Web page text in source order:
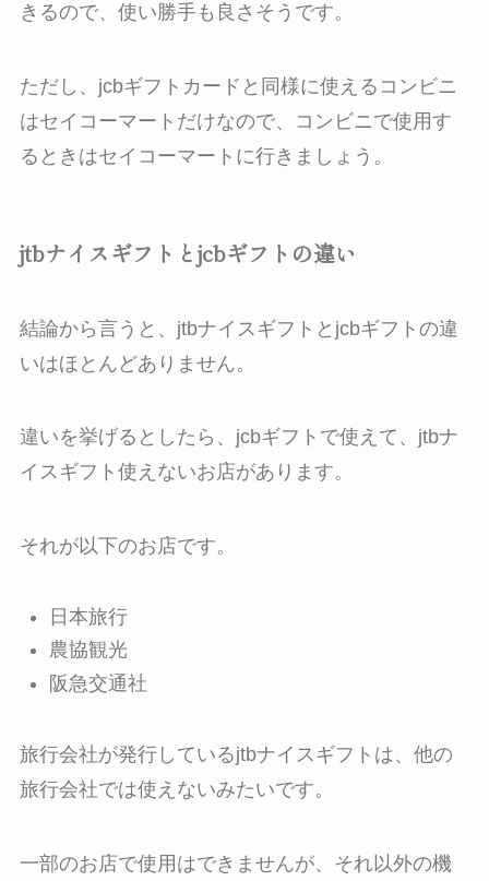
きるので、使い勝手も良さそうです。
ただし、jcbギフトカードと同様に使えるコンビニ
はセイコーマートだけなので、コンビニで使用す
るときはセイコーマートに行きましょう。
jtbナイスギフトとjcbギフトの違い
結論から言うと、jtbナイスギフトとjcbギフトの違
いはほとんどありません。
違いを挙げるとしたら、jcbギフトで使えて、jtbナ
イスギフト使えないお店があります。
それが以下のお店です。
日本旅行
農協観光
阪急交通社
旅行会社が発行しているjtbナイスギフトは、他の
旅行会社では使えないみたいです。
一部のお店で使用はできませんが、それ以外の機